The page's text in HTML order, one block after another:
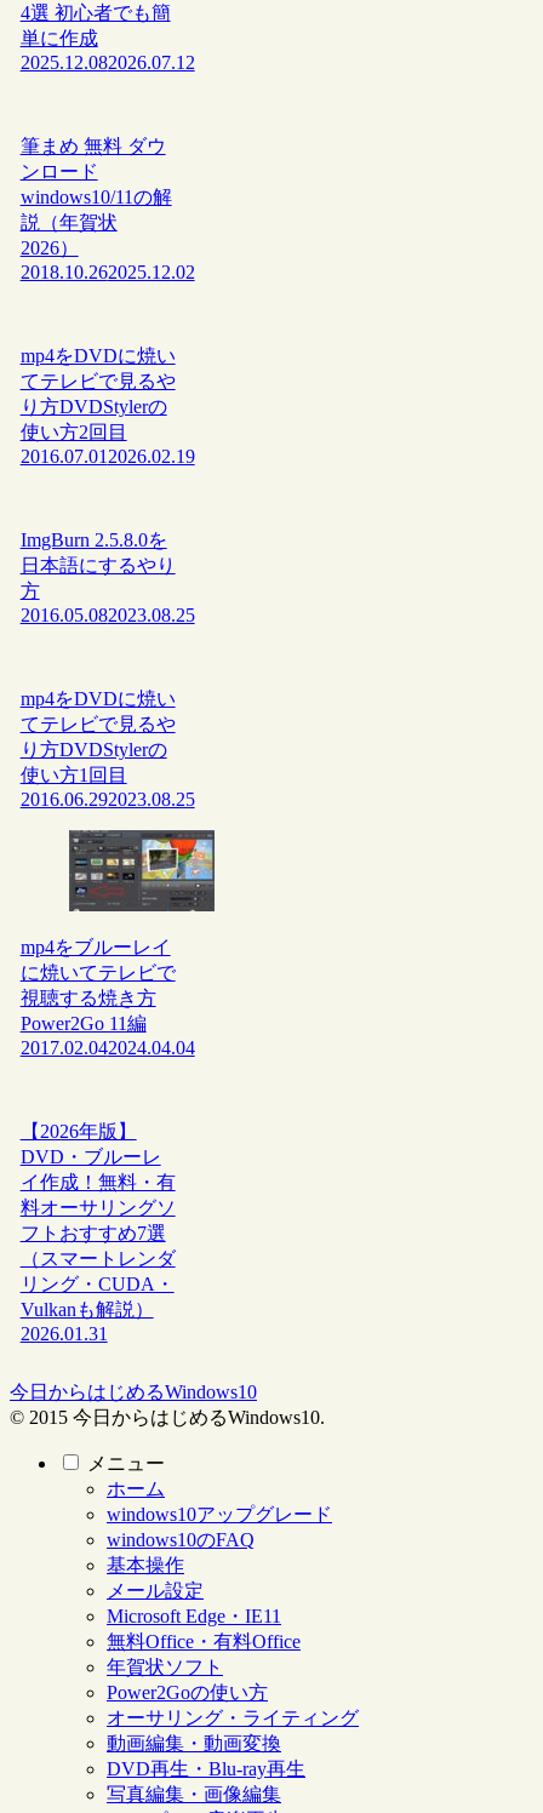
4選 初心者でも簡
単に作成
2025.12.082026.07.12
筆まめ 無料 ダウ
ンロード
windows10/11の解
説（年賀状
2026）
2018.10.262025.12.02
mp4をDVDに焼い
てテレビで見るや
り方DVDStylerの
使い方2回目
2016.07.01 2026.02.19
ImgBurn 2.5.8.0を
日本語にするやり
方
2016.05.082023.08.25
mp4をDVDに焼い
てテレビで見るや
り方DVDStylerの
使い方1回目
2016.06.292023.08.25
mp4をブルーレイ
に焼いてテレビで
視聴する焼き方
Power2Go 11編
2017.02.042024.04.04
【2026年版】
DVD・ブルーレ
イ作成！無料・有
料オーサリングソ
フトおすすめ7選
（スマートレンダ
リング・CUDA・
Vulkanも解説）
2026.01.31
今日からはじめるWindows10
© 2015 今日からはじめるWindows10.
メニュー
ホーム
windows10アップグレード
windows10のFAQ
基本操作
メール設定
Microsoft Edge・IE11
無料Office・有料Office
年賀状ソフト
Power2Goの使い方
オーサリング・ライティング
動画編集・動画変換
DVD再生・Blu-ray再生
写真編集・画像編集